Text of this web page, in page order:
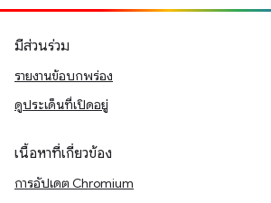
มีส่วนร่วม
รายงานข้อบกพร่อง
ดูประเด็นที่เปิดอยู่
เนื้อหาที่เกี่ยวข้อง
การอัปเดต Chromium